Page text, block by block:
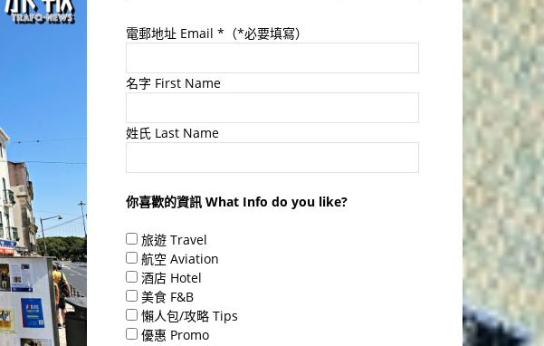
電郵地址 Email *（*必要填寫）
名字 First Name
姓氏 Last Name
你喜歡的資訊 What Info do you like?
旅遊 Travel
航空 Aviation
酒店 Hotel
美食 F&B
懶人包/攻略 Tips
優惠 Promo